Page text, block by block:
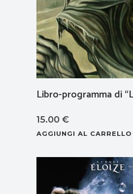
Libro-programma di
15.00 €
AGGIUNGI AL CARRELLO